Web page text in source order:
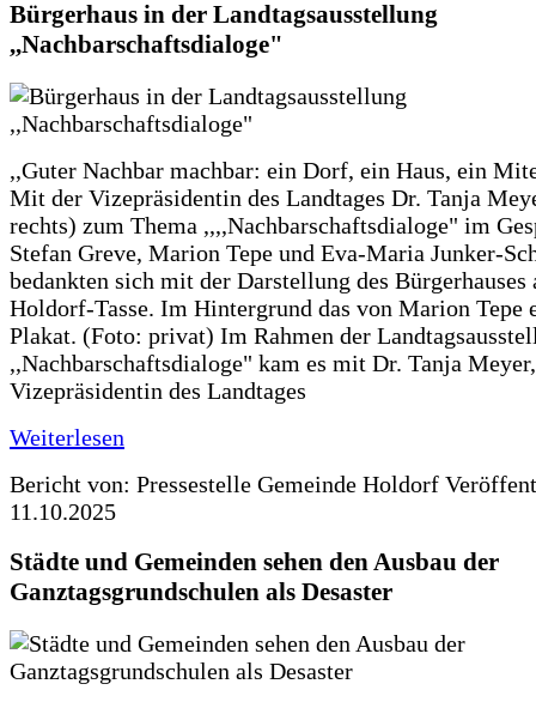
Bürgerhaus in der Landtagsausstellung
,,Nachbarschaftsdialoge"
,,Guter Nachbar machbar: ein Dorf, ein Haus, ein
Mit der Vizepräsidentin des Landtages Dr. Tanja
rechts) zum Thema ,,,,Nachbarschaftsdialoge" im
Stefan Greve, Marion Tepe und Eva-Maria Junker-
bedankten sich mit der Darstellung des Bürgerhauses
Holdorf-Tasse. Im Hintergrund das von Marion Tepe
Plakat. (Foto: privat) Im Rahmen der
,,Nachbarschaftsdialoge" kam es mit Dr. Tanja Meyer,
Vizepräsidentin des Landtages
Weiterlesen
Bericht von: Pressestelle Gemeinde Holdorf
11.10.2025
Städte und Gemeinden sehen den Ausbau der
Ganztagsgrundschulen als Desaster